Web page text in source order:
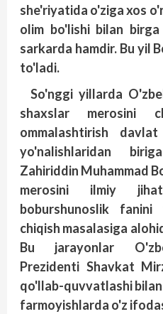
she'riyatida o'ziga xos
olim bo'lishi bilan
sarkarda hamdir. Bu yil
to'ladi.
So'nggi yillarda
shaxslar merosini
ommalashtirish
yo'nalishlaridan
Zahiriddin Muhammad
merosini ilmiy
boburshunoslik
chiqish masalasiga
Bu jarayonlar
Prezidenti Shavkat
qo'llab-quvvatlashi
farmoyishlarda o'z